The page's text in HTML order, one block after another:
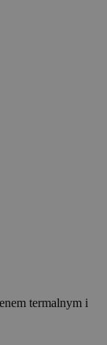
termalnym i